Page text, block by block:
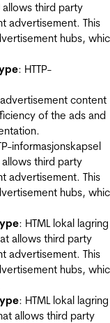
third party
advertisement. This
hubs,
: HTTP-
content
of the ads and
informasjonskapsel
third party
advertisement. This
hubs,
: HTML lokal lagring
allows third party
advertisement. This
hubs,
: HTML lokal lagring
allows third party